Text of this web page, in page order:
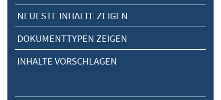
NEUESTE INHALTE ZEIGEN
DOKUMENTTYPEN ZEIGEN
INHALTE VORSCHLAGEN